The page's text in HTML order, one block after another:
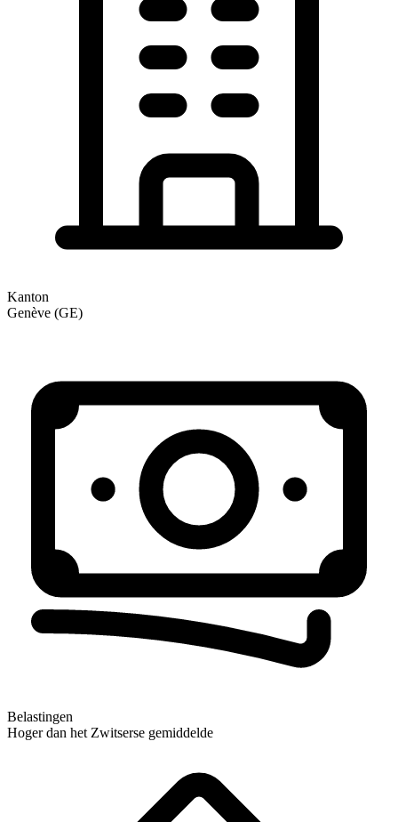
Kanton
Genève (GE)
Belastingen
Hoger dan het Zwitserse gemiddelde